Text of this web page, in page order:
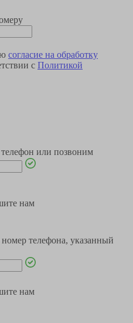
согласие на обработку
с Политикой
или позвоним
нам
телефона, указанный
нам